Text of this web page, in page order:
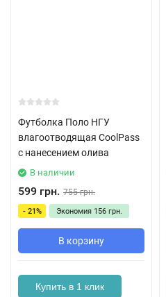
Футболка Поло НГУ
влагоотводящая CoolPass
с нанесением олива
В наличии
599 грн. 755 грн.
- 21% Экономия 156 грн.
В корзину
Купить в 1 клик